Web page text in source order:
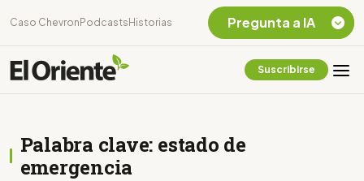
Caso Chevron Podcasts Historias
Suscribirse
Palabra clave: estado de
emergencia
Pregunta a IA
Listar destinos